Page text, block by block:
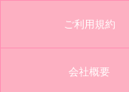
ご利用規約
会社概要